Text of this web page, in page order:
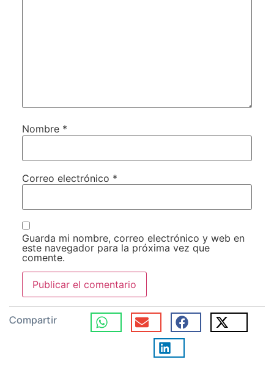
Nombre *
Correo electrónico *
Guarda mi nombre, correo electrónico y web en
este navegador para la próxima vez que
comente.
Compartir